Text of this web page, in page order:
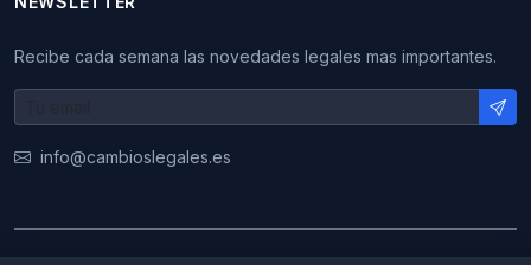
Recibe cada semana las novedades legales mas importantes.
info@cambioslegales.es